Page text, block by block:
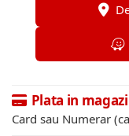
Plata in
Card sau Numerar